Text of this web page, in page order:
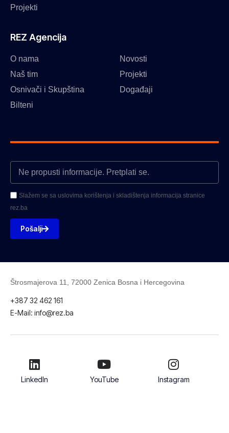
Projekti
REZ Agencija
O nama
Naš tim
Osnivači i Skupština
Bilteni
Novosti
Projekti
Događaji
Slažem se sa uslovima korištenja i skladištenja informacija stranice
rez.ba
Pošalji
Štrosmajerova 11, 72000 Zenica Bosna i Hercegovina
+387 32 462 161
E-Mail: info@rez.ba
LinkedIn YouTube Instagram